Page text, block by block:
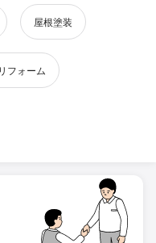
屋根塗装
フォーム